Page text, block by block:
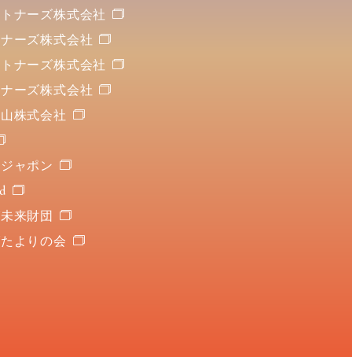
ナーズ株式会社
ーズ株式会社
ナーズ株式会社
ーズ株式会社
株式会社
ャポン
来財団
よりの会